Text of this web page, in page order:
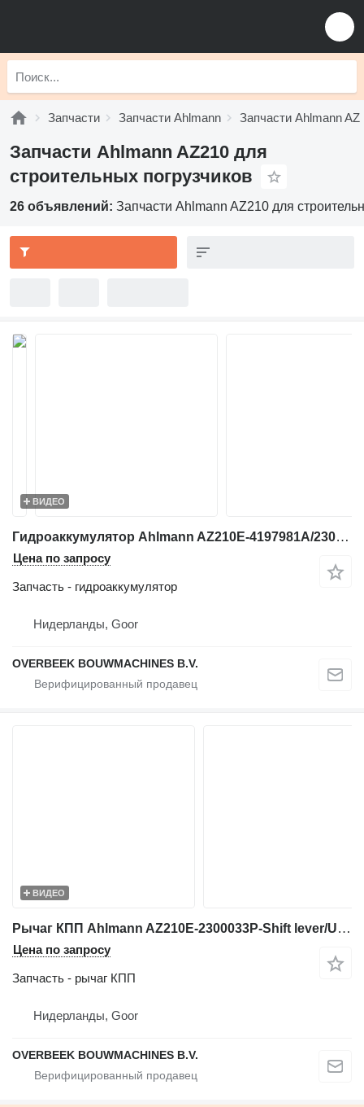
Запчасти Запчасти Ahlmann Запчасти Ahlmann AZ
Запчасти Ahlmann AZ210 для
строительных погрузчиков
26 объявлений: Запчасти Ahlmann AZ210 для
ВИДЕО
Гидроаккумулятор Ahlmann AZ210E-4197981A/2300328A-Stabilising module для фронтального погрузчика
Цена по запросу
Запчасть - гидроаккумулятор
Нидерланды, Goor
OVERBEEK BOUWMACHINES B.V.
ВИДЕО
Рычаг КПП Ahlmann AZ210E-2300033P-Shift lever/Umlenkhebel/Duwstuk для фронтального погрузчика
Цена по запросу
Запчасть - рычаг КПП
Нидерланды, Goor
OVERBEEK BOUWMACHINES B.V.